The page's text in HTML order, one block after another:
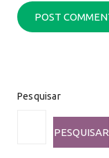
Pesquisar
PESQUISAR